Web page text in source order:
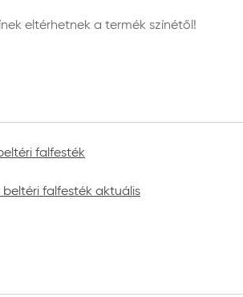
eltérhetnek a termék színétől!
falfesték
falfesték aktuális